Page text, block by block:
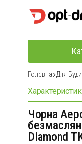
Головна Для
Чорна
Diamond